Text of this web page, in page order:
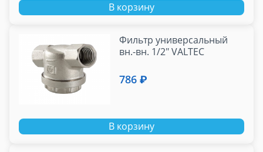
В корзину
Фильтр универсальный
вн.-вн. 1/2" VALTEC
786 ₽
В корзину